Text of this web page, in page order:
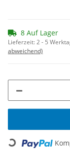
8 Auf Lager
Lieferzeit:2 - 5
abweichend)
Loading...